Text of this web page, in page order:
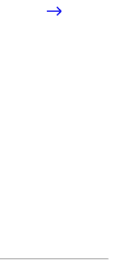
en voldoen
of het nu een